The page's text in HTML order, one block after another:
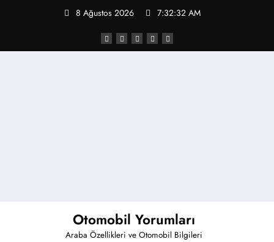
8 Ağustos 2026 7:32:32 AM
Otomobil Yorumları
Araba Özellikleri ve Otomobil Bilgileri